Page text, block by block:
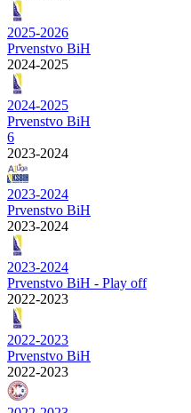
2025-2026
Prvenstvo BiH
2024-2025
2024-2025
Prvenstvo BiH
6
2023-2024
2023-2024
Prvenstvo BiH
2023-2024
2023-2024
Prvenstvo BiH - Play off
2022-2023
2022-2023
Prvenstvo BiH
2022-2023